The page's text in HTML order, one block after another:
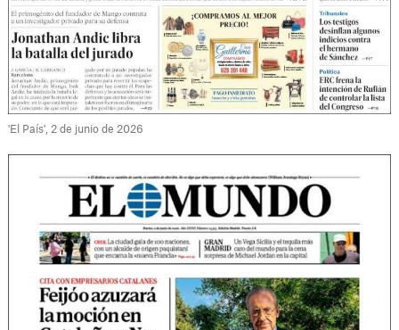
'El País', 2 de junio de 2026